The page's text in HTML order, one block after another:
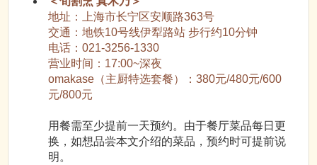
地址：上海市长宁区安顺路363号
交通：地铁10号线伊犁路站 步行约10分钟
电话：021-3256-1330
营业时间：17:00~深夜
omakase（主厨特选套餐）：380元/480元/600
元/800元
用餐需至少提前一天预约。由于餐厅菜品每日更
换，如想品尝本文介绍的菜品，预约时可提前说
明。